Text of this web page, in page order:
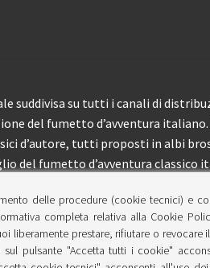
su tutti i canali di
del fumetto d’avventura
d’autore, tutti proposti in albi
del fumetto d’avventura classico
delle procedure (cookie tecnici) e
completa relativa alla Cookie
liberamente prestare, rifiutare o revocare
pulsante "Accetta tutti i cookie"